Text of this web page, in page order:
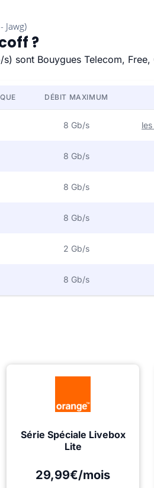
?
sont Bouygues Telecom, Free,
DÉBIT MAXIMUM
8 Gb/s
8 Gb/s
8 Gb/s
8 Gb/s
2 Gb/s
8 Gb/s
Série Spéciale Livebox
Lite
29,99€/mois